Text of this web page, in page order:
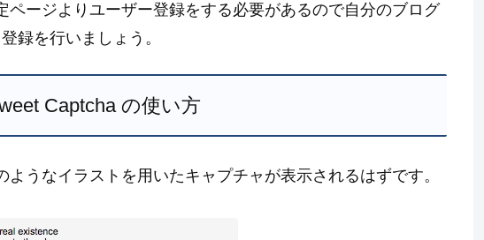
ページよりユーザー登録をする必要があるので自分のブログ
録を行いましょう。
Captcha の使い方
うなイラストを用いたキャプチャが表示されるはずです。